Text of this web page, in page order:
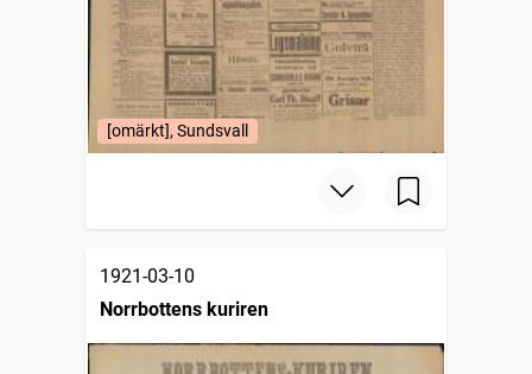
[omärkt], Sundsvall
1921-03-10
Norrbottens kuriren